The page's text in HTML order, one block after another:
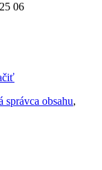
06
správca obsahu,